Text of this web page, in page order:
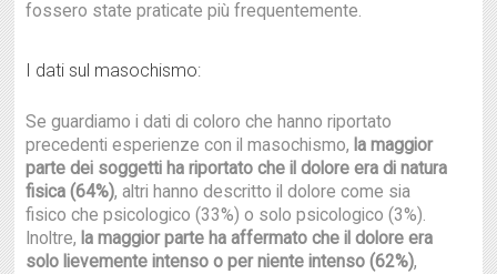
fossero state praticate più frequentemente.
I dati sul masochismo:
Se guardiamo i dati di coloro che hanno riportato
precedenti esperienze con il masochismo, la maggior
parte dei soggetti ha riportato che il dolore era di natura
fisica (64%), altri hanno descritto il dolore come sia
fisico che psicologico (33%) o solo psicologico (3%).
Inoltre, la maggior parte ha affermato che il dolore era
solo lievemente intenso o per niente intenso (62%),